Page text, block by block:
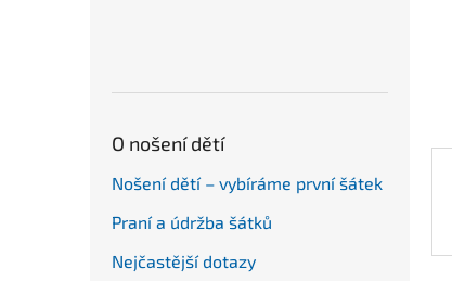
O nošení dětí
Nošení dětí – vybíráme první šátek
Praní a údržba šátků
Nejčastější dotazy